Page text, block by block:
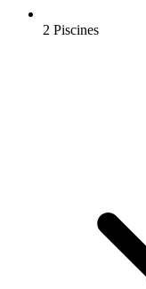
2 Piscines